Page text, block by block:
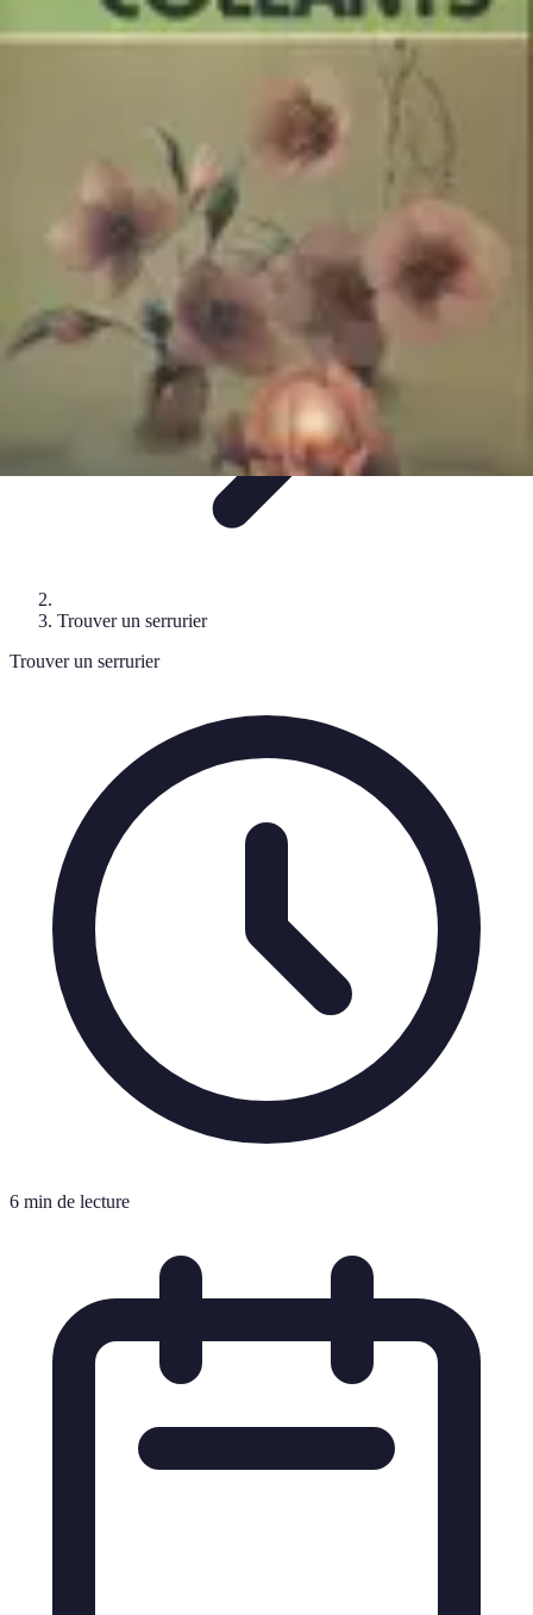
Trouver un Serrurier
Conseils pratiquesChoisir un serrurierRecherche de
Trouver un Serrurier
Trouver un serrurier
Trouver un serrurier
6 min de lecture